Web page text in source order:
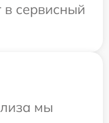
в сервисный
мы